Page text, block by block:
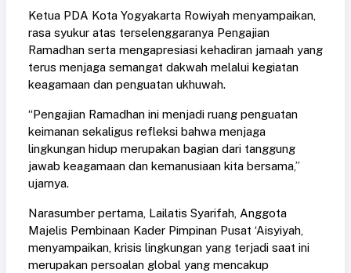
Ketua PDA Kota Yogyakarta Rowiyah menyampaikan,
rasa syukur atas terselenggaranya Pengajian
Ramadhan serta mengapresiasi kehadiran jamaah yang
terus menjaga semangat dakwah melalui kegiatan
keagamaan dan penguatan ukhuwah.
“Pengajian Ramadhan ini menjadi ruang penguatan
keimanan sekaligus refleksi bahwa menjaga
lingkungan hidup merupakan bagian dari tanggung
jawab keagamaan dan kemanusiaan kita bersama,”
ujarnya.
Narasumber pertama, Lailatis Syarifah, Anggota
Majelis Pembinaan Kader Pimpinan Pusat ‘Aisyiyah,
menyampaikan, krisis lingkungan yang terjadi saat ini
merupakan persoalan global yang mencakup